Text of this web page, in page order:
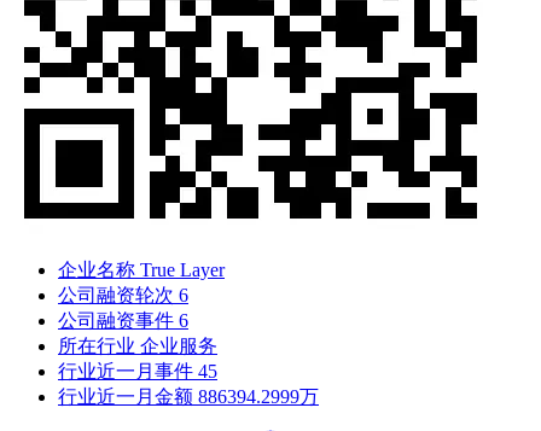
企业名称 True Layer
公司融资轮次 6
公司融资事件 6
所在行业 企业服务
行业近一月事件 45
行业近一月金额 886394.2999万